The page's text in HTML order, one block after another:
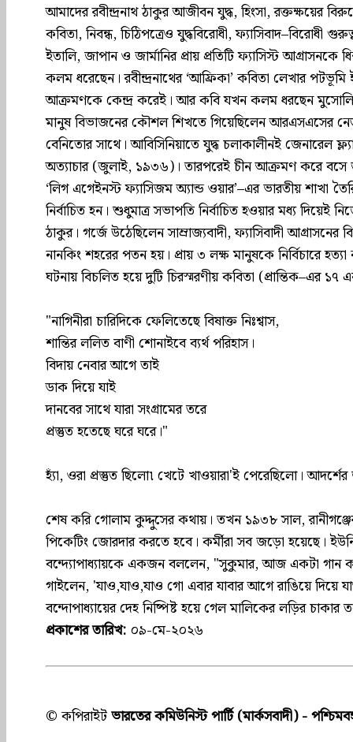
আমাদের রবীন্দ্রনাথ ঠাকুর আজীবন যুদ্ধ, হিংসা, রক্তক্ষয়ের
কবিতা, নিবন্ধ, চিঠিপত্রেও যুদ্ধবিরোধী, ফ্যাসিবাদ–বিরোধী
ইতালি, জাপান ও জার্মানির প্রায় প্রতিটি ফ্যাসিস্ট
কলম ধরেছেন। রবীন্দ্রনাথের ‘আফ্রিকা’‌ কবিতা লেখার পটভূমি
আক্রমণকে কেন্দ্র করেই। আর কবি যখন কলম ধরছেন
মানুষ বিভাজনের কৌশল শিখতে গিয়েছিলেন আরএসএসের
বেনিতোর সাথে। আবিসিনিয়াতে যুদ্ধ চলাকালীনই জেনারেল
অত্যাচার (‌জুলাই, ১৯৩৬)‌। তারপরেই চীন আক্রমণ করে
‘‌লিগ এগেইনস্ট ফ্যাসিজম অ্যান্ড ওয়ার’–এর ভারতীয় শাখা
নির্বাচিত হন। শুধুমাত্র সভাপতি নির্বাচিত হওয়ার মধ্য দিয়েই
ঠাকুর। গর্জে উঠেছিলেন সাম্রাজ্যবাদী, ফ্যাসিবাদী
নানকিং শহরের পতন হয়। প্রায় ৩ লক্ষ মানুষকে নির্বিচারে
ঘটনায় বিচলিত হয়ে দুটি চিরস্মরণীয় কবিতা (‌প্রান্তিক–এর
"নাগিনীরা চারিদিকে ফেলিতেছে বিষাক্ত নিঃশ্বাস,
শান্তির ললিত বাণী শোনাইবে ব্যর্থ পরিহাস।
বিদায় নেবার আগে তাই
ডাক দিয়ে যাই
দানবের সাথে যারা সংগ্রামের তরে
প্রস্তুত হতেছে ঘরে ঘরে।"
হ্যাঁ, ওরা প্রস্তুত ছিলো৷ খেটে খাওয়ারা'ই পেরেছিলো। আদর্শের
শেষ করি গোলাম কুদ্দুসের কথায়। তখন ১৯৩৮ সাল,
পিকেটিং জোরদার করতে হবে। কর্মীরা সব জড়ো হয়েছে।
বন্দ্যোপাধ্যায়কে একজন বললেন, "সুকুমার, আজ একটা গান
গাইলেন, 'যাও,যাও,যাও গো এবার যাবার আগে রাঙিয়ে
বন্দোপাধ্যায়ের দেহ নিষ্পিষ্ট হয়ে গেল মালিকের লড়ির
প্রকাশের তারিখ: ০৯-মে-২০২৬
© কপিরাইটভারতের কমিউনিস্ট পার্টি (মার্কসবাদী) -